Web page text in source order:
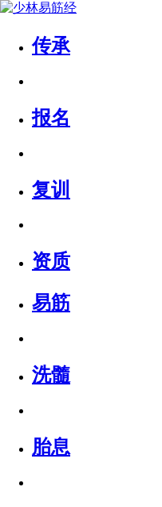
传承
报名
复训
资质
易筋
洗髓
胎息